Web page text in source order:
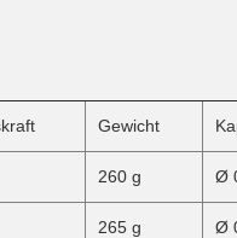
Gewicht
260 g Ø
265 g Ø